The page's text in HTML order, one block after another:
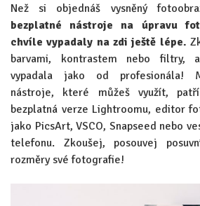
Než si objednáš vysněný
bezplatné nástroje na úpravu
chvíle vypadaly na zdi ještě lépe.
barvami, kontrastem nebo filtry,
vypadala jako od profesionála!
nástroje, které můžeš využít,
bezplatná verze Lightroomu, editor
jako PicsArt, VSCO, Snapseed nebo
telefonu. Zkoušej, posouvej
rozměry své fotografie!